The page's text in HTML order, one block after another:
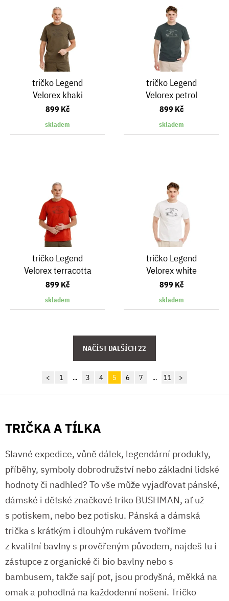
tričko Legend
Velorex khaki
899 Kč
skladem
tričko Legend
Velorex petrol
899 Kč
skladem
tričko Legend
Velorex terracotta
899 Kč
skladem
tričko Legend
Velorex white
899 Kč
skladem
< 1 ... 3 4 5 6 7 ... 11 >
TRIČKA A TÍLKA
Slavné expedice, vůně dálek, legendární produkty,
příběhy, symboly dobrodružství nebo základní lidské
hodnoty či nadhled? To vše může vyjadřovat pánské,
dámské i dětské značkové triko BUSHMAN, ať už
s potiskem, nebo bez potisku. Pánská a dámská
trička s krátkým i dlouhým rukávem tvoříme
z kvalitní bavlny s prověřeným původem, najdeš tu i
zástupce z organické či bio bavlny nebo s
bambusem, takže sají pot, jsou prodyšná, měkká na
omak a pohodlná na každodenní nošení. Tričko